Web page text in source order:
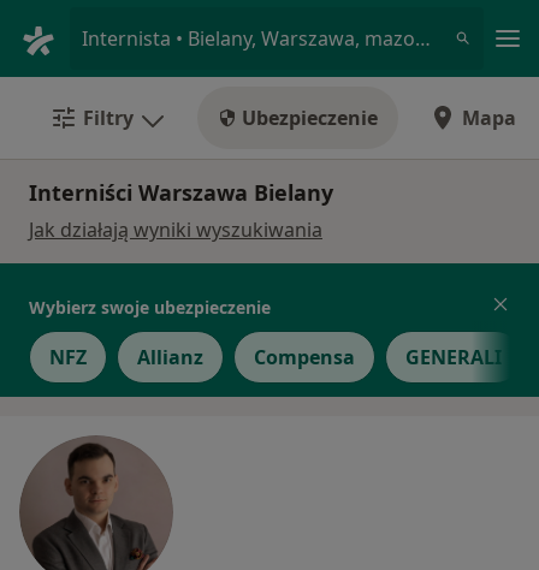
Internista • Bielany, Warszawa, mazowieckie
Filtry Ubezpieczenie Mapa
Interniści Warszawa Bielany
Jak działają wyniki wyszukiwania
Wybierz swoje ubezpieczenie
NFZ Allianz Compensa GENERALI